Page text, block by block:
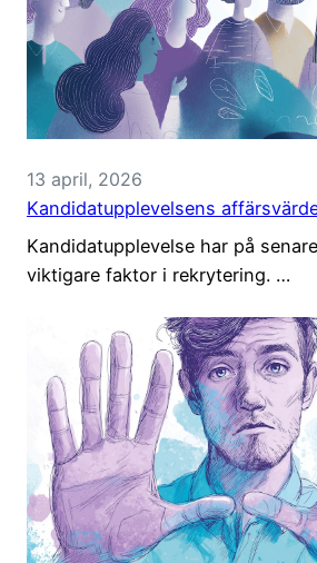
13 april, 2026
Kandidatupplevelsens
Kandidatupplevelse har på
viktigare faktor i rekrytering. …